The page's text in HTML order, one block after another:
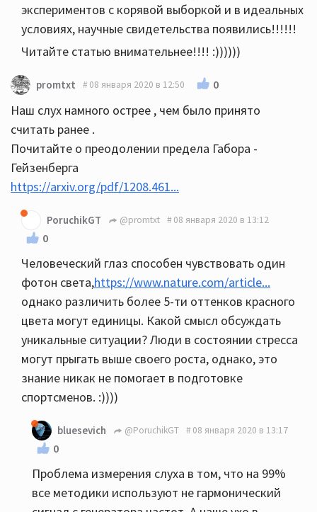
экспериментов с корявой выборкой и в идеальных
условиях, научные свидетельства появились!!!!!!
Читайте статью внимательнее!!!! :))))))
promtxt 08 января 2020 в 12:50 0
Наш слух намного острее , чем было принято
считать ранее .
Почитайте о преодолении предела Габора -
Гейзенберга
https://arxiv.org/pdf/1208.461...
PoruchikGT @promtxt 08 января 2020 в 13:12
0
Человеческий глаз способен чувствовать один
фотон света,https://www.nature.com/article...
однако различить более 5-ти оттенков красного
цвета могут единицы. Какой смысл обсуждать
уникальные ситуации? Люди в состоянии стресса
могут прыгать выше своего роста, однако, это
знание никак не помогает в подготовке
спортсменов. :))))
bluesevich @PoruchikGT 08 января 2020 в 13:17
0
Проблема измерения слуха в том, что на 99%
все методики используют не гармонический